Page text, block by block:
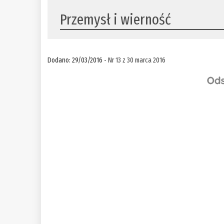
Przemysł i wierność
Dodano: 29/03/2016 -Nr 13 z 30 marca 2016